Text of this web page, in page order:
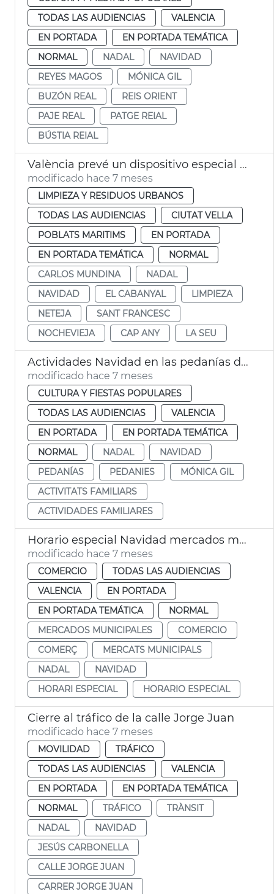
TODAS LAS AUDIENCIAS
VALENCIA
EN PORTADA
EN PORTADA TEMÁTICA
NORMAL
NADAL
NAVIDAD
REYES MAGOS
MÓNICA GIL
BUZÓN REAL
REIS ORIENT
PAJE REAL
PATGE REIAL
BÚSTIA REIAL
València prevé un dispositivo especial limpia en Navidad
modificado hace 7 meses
LIMPIEZA Y RESIDUOS URBANOS
TODAS LAS AUDIENCIAS
CIUTAT VELLA
POBLATS MARITIMS
EN PORTADA
EN PORTADA TEMÁTICA
NORMAL
CARLOS MUNDINA
NADAL
NAVIDAD
EL CABANYAL
LIMPIEZA
NETEJA
SANT FRANCESC
NOCHEVIEJA
CAP ANY LA SEU
Actividades Navidad en las pedanías de València
modificado hace 7 meses
CULTURA Y FIESTAS POPULARES
TODAS LAS AUDIENCIAS
VALENCIA
EN PORTADA
EN PORTADA TEMÁTICA
NORMAL
NADAL
NAVIDAD
PEDANÍAS
PEDANIES
MÓNICA GIL
ACTIVITATS FAMILIARS
ACTIVIDADES FAMILIARES
Horario especial Navidad mercados municipales València
modificado hace 7 meses
COMERCIO
TODAS LAS AUDIENCIAS
VALENCIA
EN PORTADA
EN PORTADA TEMÁTICA
NORMAL
MERCADOS MUNICIPALES
COMERCIO
COMERÇ
MERCATS MUNICIPALS
NADAL
NAVIDAD
HORARI ESPECIAL
HORARIO ESPECIAL
Cierre al tráfico de la calle Jorge Juan
modificado hace 7 meses
MOVILIDAD
TRÁFICO
TODAS LAS AUDIENCIAS
VALENCIA
EN PORTADA
EN PORTADA TEMÁTICA
NORMAL
TRÁFICO
TRÀNSIT
NADAL
NAVIDAD
JESÚS CARBONELLA
CALLE JORGE JUAN
CARRER JORGE JUAN